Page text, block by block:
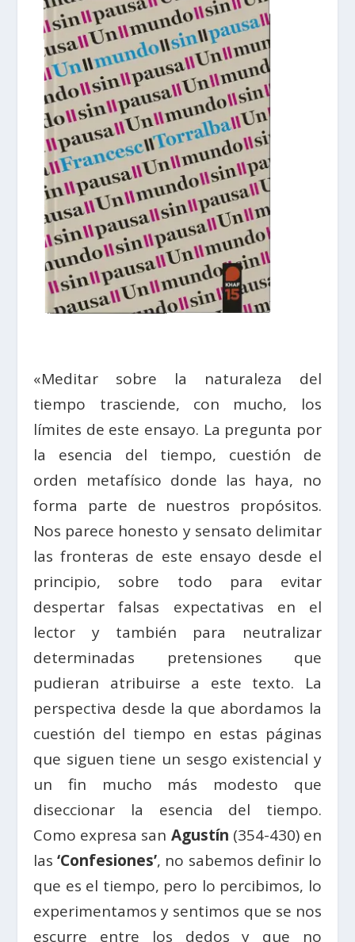
«Meditar sobre la naturaleza del
tiempo trasciende, con mucho, los
límites de este ensayo. La pregunta por
la esencia del tiempo, cuestión de
orden metafísico donde las haya, no
forma parte de nuestros propósitos.
Nos parece honesto y sensato delimitar
las fronteras de este ensayo desde el
principio, sobre todo para evitar
despertar falsas expectativas en el
lector y también para neutralizar
determinadas pretensiones que
pudieran atribuirse a este texto. La
perspectiva desde la que abordamos la
cuestión del tiempo en estas páginas
que siguen tiene un sesgo existencial y
un fin mucho más modesto que
diseccionar la esencia del tiempo.
Como expresa san Agustín (354-430) en
las ‘Confesiones’, no sabemos definir lo
que es el tiempo, pero lo percibimos, lo
experimentamos y sentimos que se nos
escurre entre los dedos y que no